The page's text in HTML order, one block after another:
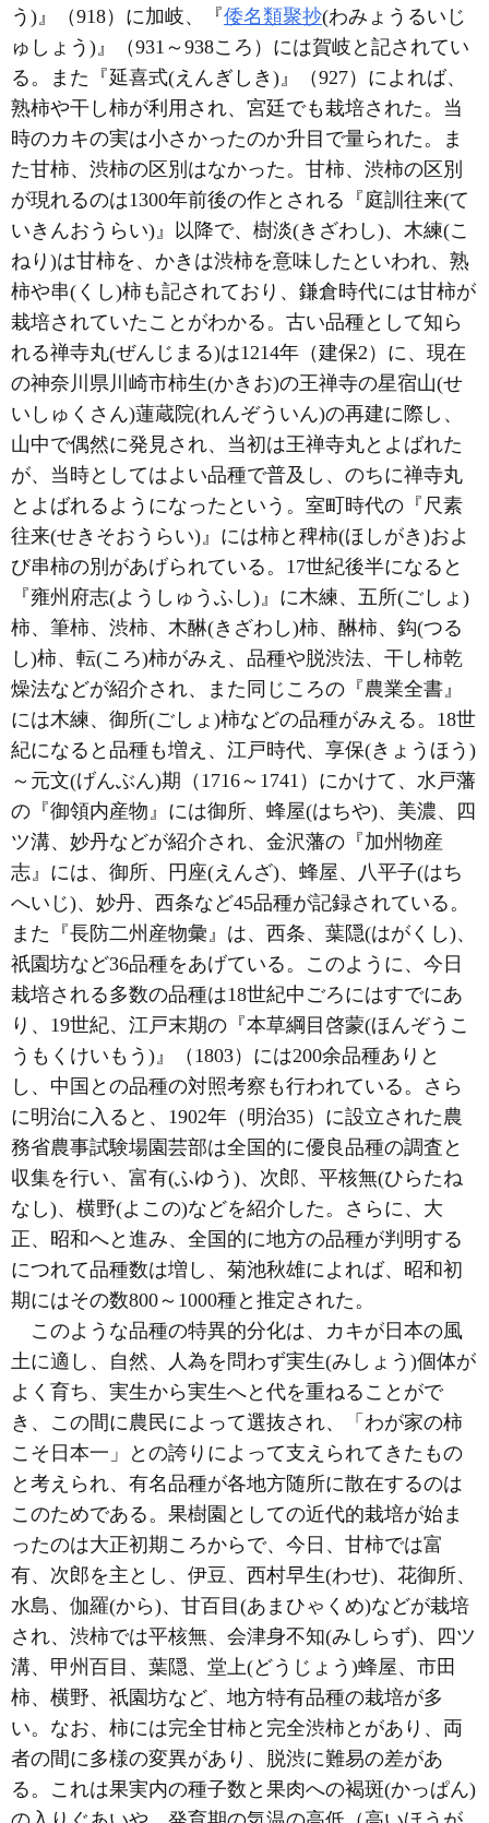
う)』（918）に加岐、『倭名類聚抄(わみょうるいじ
ゅしょう)』（931～938ころ）には賀岐と記されてい
る。また『延喜式(えんぎしき)』（927）によれば、
熟柿や干し柿が利用され、宮廷でも栽培された。当
時のカキの実は小さかったのか升目で量られた。ま
た甘柿、渋柿の区別はなかった。甘柿、渋柿の区別
が現れるのは1300年前後の作とされる『庭訓往来(て
いきんおうらい)』以降で、樹淡(きざわし)、木練(こ
ねり)は甘柿を、かきは渋柿を意味したといわれ、熟
柿や串(くし)柿も記されており、鎌倉時代には甘柿が
栽培されていたことがわかる。古い品種として知ら
れる禅寺丸(ぜんじまる)は1214年（建保2）に、現在
の神奈川県川崎市柿生(かきお)の王禅寺の星宿山(せ
いしゅくさん)蓮蔵院(れんぞういん)の再建に際し、
山中で偶然に発見され、当初は王禅寺丸とよばれた
が、当時としてはよい品種で普及し、のちに禅寺丸
とよばれるようになったという。室町時代の『尺素
往来(せきそおうらい)』には柿と稗柿(ほしがき)およ
び串柿の別があげられている。17世紀後半になると
『雍州府志(ようしゅうふし)』に木練、五所(ごしょ)
柿、筆柿、渋柿、木醂(きざわし)柿、醂柿、鈎(つる
し)柿、転(ころ)柿がみえ、品種や脱渋法、干し柿乾
燥法などが紹介され、また同じころの『農業全書』
には木練、御所(ごしょ)柿などの品種がみえる。18世
紀になると品種も増え、江戸時代、享保(きょうほう)
～元文(げんぶん)期（1716～1741）にかけて、水戸藩
の『御領内産物』には御所、蜂屋(はちや)、美濃、四
ツ溝、妙丹などが紹介され、金沢藩の『加州物産
志』には、御所、円座(えんざ)、蜂屋、八平子(はち
へいじ)、妙丹、西条など45品種が記録されている。
また『長防二州産物彙』は、西条、葉隠(はがくし)、
祇園坊など36品種をあげている。このように、今日
栽培される多数の品種は18世紀中ごろにはすでにあ
り、19世紀、江戸末期の『本草綱目啓蒙(ほんぞうこ
うもくけいもう)』（1803）には200余品種ありと
し、中国との品種の対照考察も行われている。さら
に明治に入ると、1902年（明治35）に設立された農
務省農事試験場園芸部は全国的に優良品種の調査と
収集を行い、富有(ふゆう)、次郎、平核無(ひらたね
なし)、横野(よこの)などを紹介した。さらに、大
正、昭和へと進み、全国的に地方の品種が判明する
につれて品種数は増し、菊池秋雄によれば、昭和初
期にはその数800～1000種と推定された。
このような品種の特異的分化は、カキが日本の風
土に適し、自然、人為を問わず実生(みしょう)個体が
よく育ち、実生から実生へと代を重ねることがで
き、この間に農民によって選抜され、「わが家の柿
こそ日本一」との誇りによって支えられてきたもの
と考えられ、有名品種が各地方随所に散在するのは
このためである。果樹園としての近代的栽培が始ま
ったのは大正初期ころからで、今日、甘柿では富
有、次郎を主とし、伊豆、西村早生(わせ)、花御所、
水島、伽羅(から)、甘百目(あまひゃくめ)などが栽培
され、渋柿では平核無、会津身不知(みしらず)、四ツ
溝、甲州百目、葉隠、堂上(どうじょう)蜂屋、市田
柿、横野、祇園坊など、地方特有品種の栽培が多
い。なお、柿には完全甘柿と完全渋柿とがあり、両
者の間に多様の変異があり、脱渋に難易の差があ
る。これは果実内の種子数と果肉への褐斑(かっぱん)